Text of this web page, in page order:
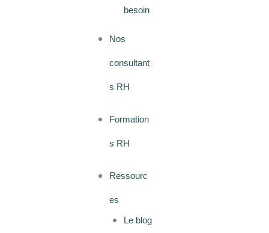
besoin
Nos
consultant
s RH
Formation
s RH
Ressourc
es
Le blog